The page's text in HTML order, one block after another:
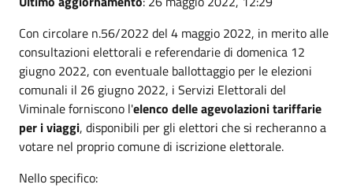
Con circolare n.56/2022 del 4 maggio 2022, in merito alle
consultazioni elettorali e referendarie di domenica 12
giugno 2022, con eventuale ballottaggio per le elezioni
comunali il 26 giugno 2022, i Servizi Elettorali del
Viminale forniscono l'elenco delle agevolazioni tariffarie
per i viaggi, disponibili per gli elettori che si recheranno a
votare nel proprio comune di iscrizione elettorale.
Nello specifico: